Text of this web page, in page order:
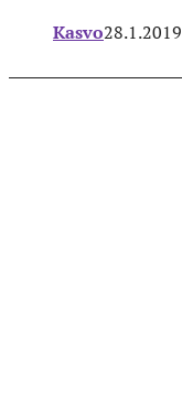
Kasvo28.1.2019